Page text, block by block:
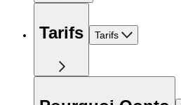
Tarifs Tarifs